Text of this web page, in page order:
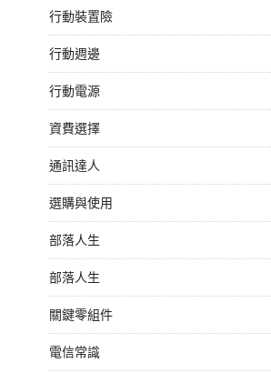
行動裝置險
行動週邊
行動電源
資費選擇
通訊達人
選購與使用
部落人生
部落人生
關鍵零組件
電信常識